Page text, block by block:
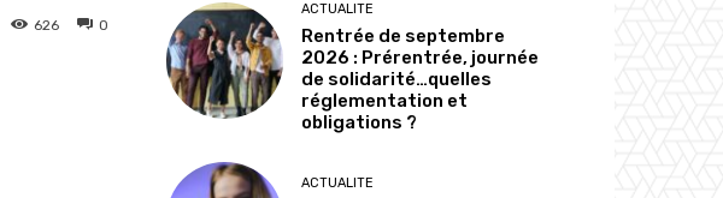
0
626
ACTUALITE
Rentrée de septembre
2026 : Prérentrée, journée
de solidarité…quelles
réglementation et
obligations ?
ACTUALITE